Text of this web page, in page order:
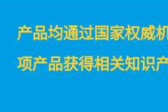
产品均通过国家权威
项产品获得相关知识产